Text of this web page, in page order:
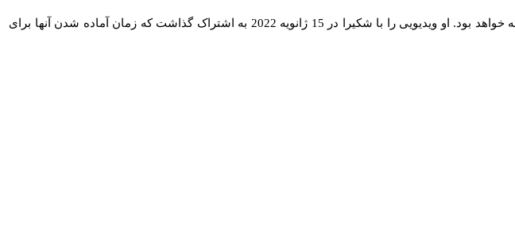
آنا کایزر و شکیرا سال‌ هاست که یکدیگر را می‌ شناسند، بنابر این اگر این اتهامات درست باشد، ضربه‌ ای وحشیانه خواهد بود. او ویدیویی را با شکیرا در 15 ژانویه 2022 به اشتراک گذاشت که زمان آماده شدن آنها برای